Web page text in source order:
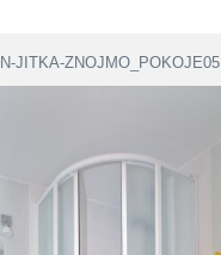
JITKA-ZNOJMO_POKOJE05